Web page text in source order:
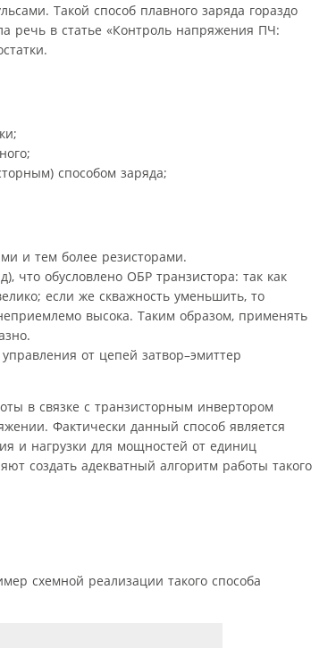
Такой способ плавного заряда гораздо
речь в статье «Контроль напряжения ПЧ:
способом заряда;
и тем более резисторами.
что обусловлено ОБР транзистора: так как
если же скважность уменьшить, то
высока. Таким образом, применять
от цепей затвор–эмиттер
в связке с транзисторным инвертором
Фактически данный способ является
и нагрузки для мощностей от единиц
создать адекватный алгоритм работы такого
схемной реализации такого способа